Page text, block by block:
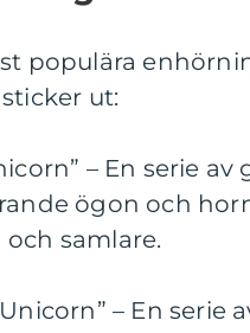
populära
ut:
– En serie
ögon och
samlare.
– En